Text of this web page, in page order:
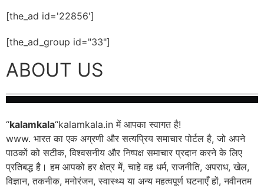
[the_ad id='22856']
[the_ad_group id="33"]
ABOUT US
“kalamkala“kalamkala.in में आपका स्वागत है!
www. भारत का एक अग्रणी और सत्यप्रिय समाचार पोर्टल है, जो अपने
पाठकों को सटीक, विश्वसनीय और निष्पक्ष समाचार प्रदान करने के लिए
प्रतिबद्ध है। हम आपको हर क्षेत्र में, चाहे वह धर्म, राजनीति, अपराध, खेल,
विज्ञान, तकनीक, मनोरंजन, स्वास्थ्य या अन्य महत्वपूर्ण घटनाएँ हों, नवीनतम